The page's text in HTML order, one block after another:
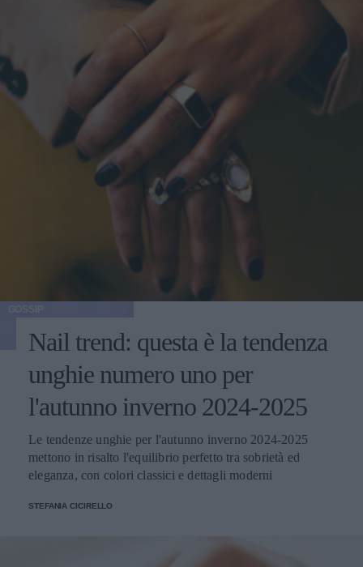
Nail trend: questa è la tendenza
unghie numero uno per
l'autunno inverno 2024-2025
Le tendenze unghie per l'autunno inverno 2024-2025
mettono in risalto l'equilibrio perfetto tra sobrietà ed
eleganza, con colori classici e dettagli moderni
STEFANIA CICIRELLO